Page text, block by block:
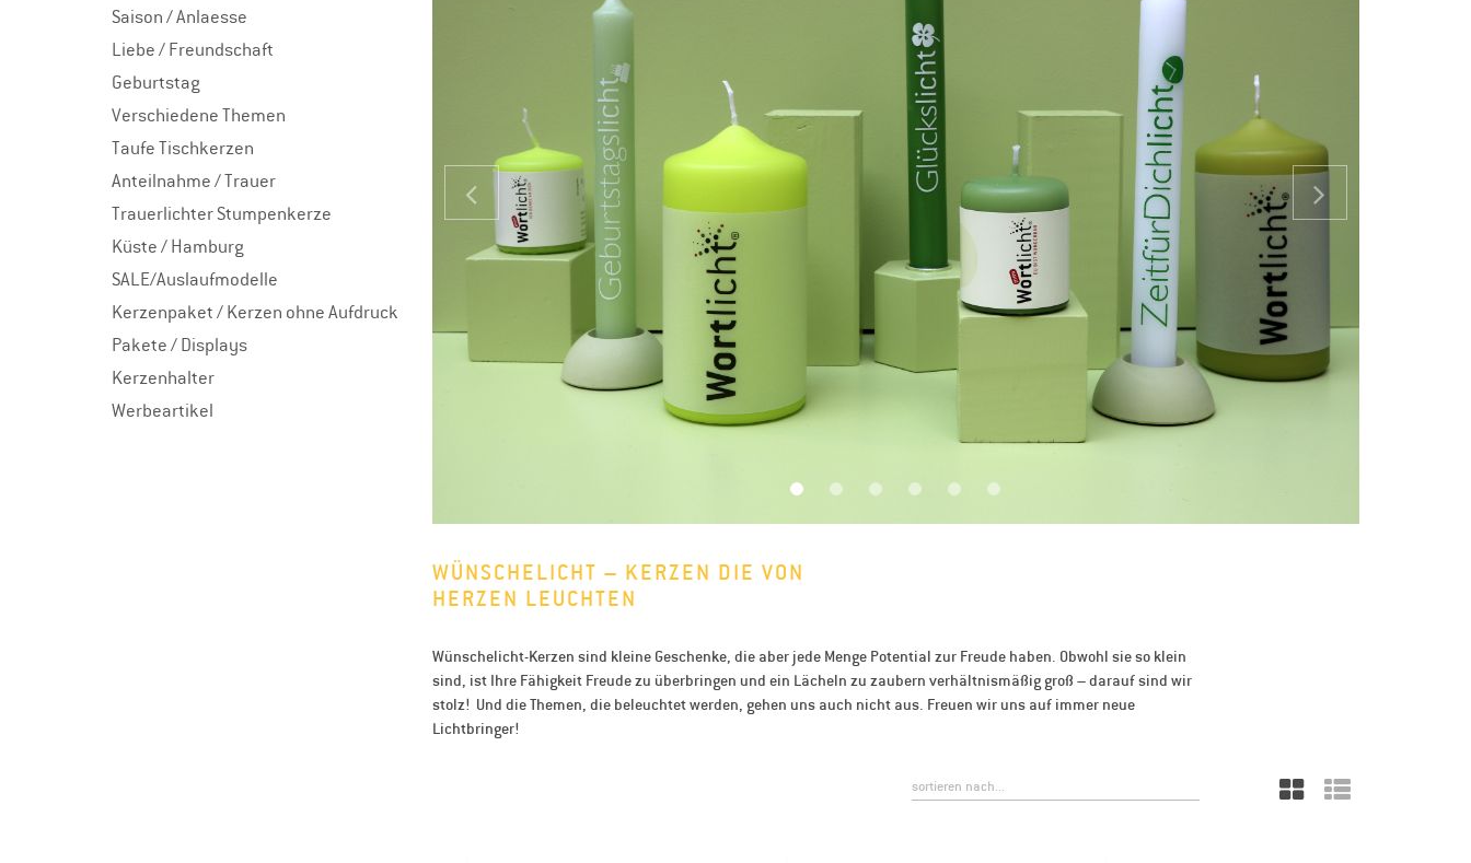
WÜNSCHELICHT – KERZEN DIE VON
HERZEN LEUCHTEN
Wünschelicht-Kerzen sind kleine Geschenke, die aber jede Menge Potential zur Freude haben. Obwohl sie so klein
sind, ist Ihre Fähigkeit Freude zu überbringen und ein Lächeln zu zaubern verhältnismäßig groß – darauf sind wir
stolz! Und die Themen, die beleuchtet werden, gehen uns auch nicht aus. Freuen wir uns auf immer neue
Lichtbringer!
Saison / Anlaesse
Liebe / Freundschaft
Geburtstag
Verschiedene Themen
Taufe Tischkerzen
Anteilnahme / Trauer
Trauerlichter Stumpenkerze
Küste / Hamburg
SALE/Auslaufmodelle
Kerzenpaket / Kerzen ohne Aufdruck
Pakete / Displays
Kerzenhalter
Werbeartikel